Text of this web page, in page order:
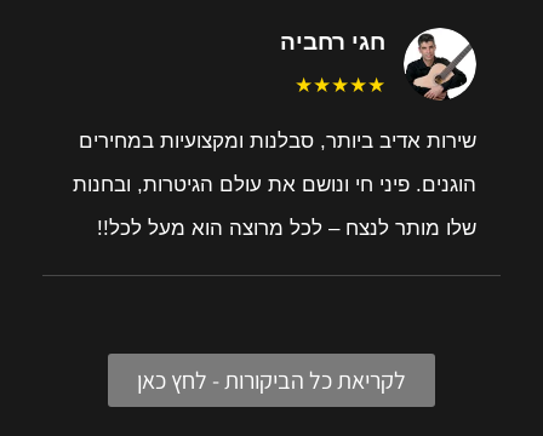
חגי רחביה
★★★★★
שירות אדיב ביותר, סבלנות ומקצועיות במחירים
הוגנים. פיני חי ונושם את עולם הגיטרות, ובחנות
שלו מותר לנצח – לכל מרוצה הוא מעל לכל!!
לקריאת כל הביקורות - לחץ כאן